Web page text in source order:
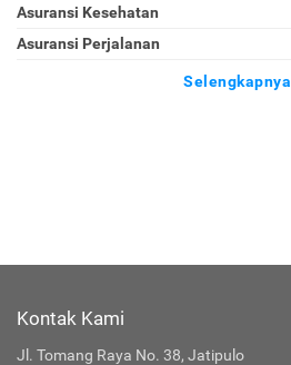
Asuransi Kesehatan
Asuransi Perjalanan
Selengkapnya
Kontak Kami
Jl. Tomang Raya No. 38, Jatipulo